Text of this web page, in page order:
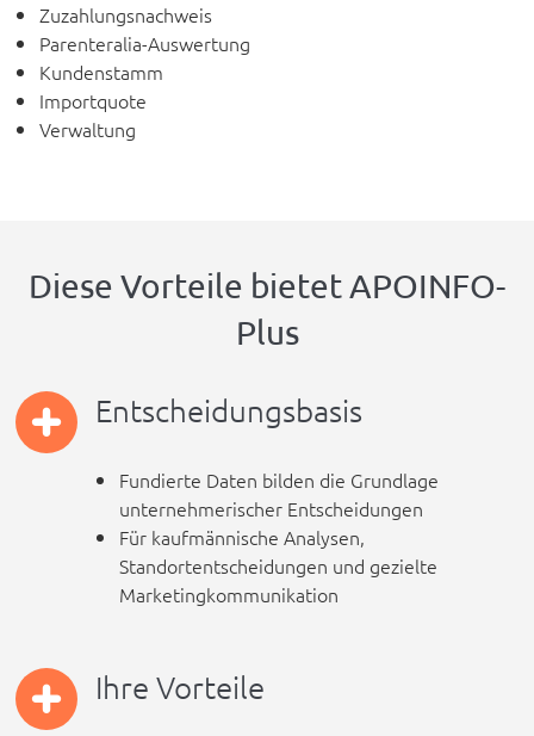
Zuzahlungsnachweis
Parenteralia-Auswertung
Kundenstamm
Importquote
Verwaltung
Diese Vorteile bietet APOINFO-
Plus
Entscheidungsbasis
Fundierte Daten bilden die Grundlage
unternehmerischer Entscheidungen
Für kaufmännische Analysen,
Standortentscheidungen und gezielte
Marketingkommunikation
Ihre Vorteile